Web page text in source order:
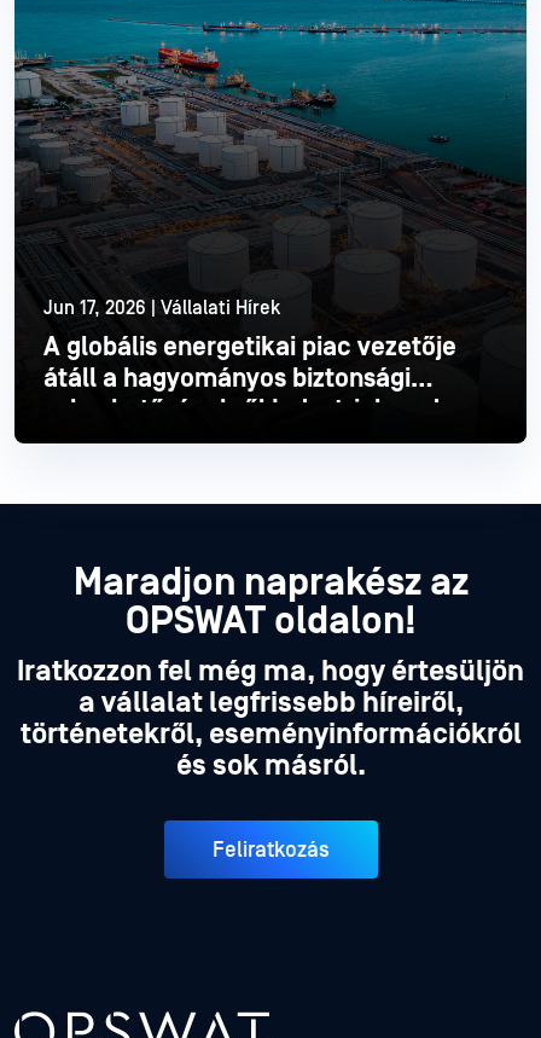
Jun 17, 2026 | Vállalati Hírek
A globális energetikai piac vezetője
átáll a hagyományos biztonsági
sebezhetőségekről Industrial modern
Industrial
Olvass tovább
Maradjon naprakész az
OPSWAT oldalon!
Iratkozzon fel még ma, hogy értesüljön
a vállalat legfrissebb híreiről,
történetekről, eseményinformációkról
és sok másról.
Feliratkozás